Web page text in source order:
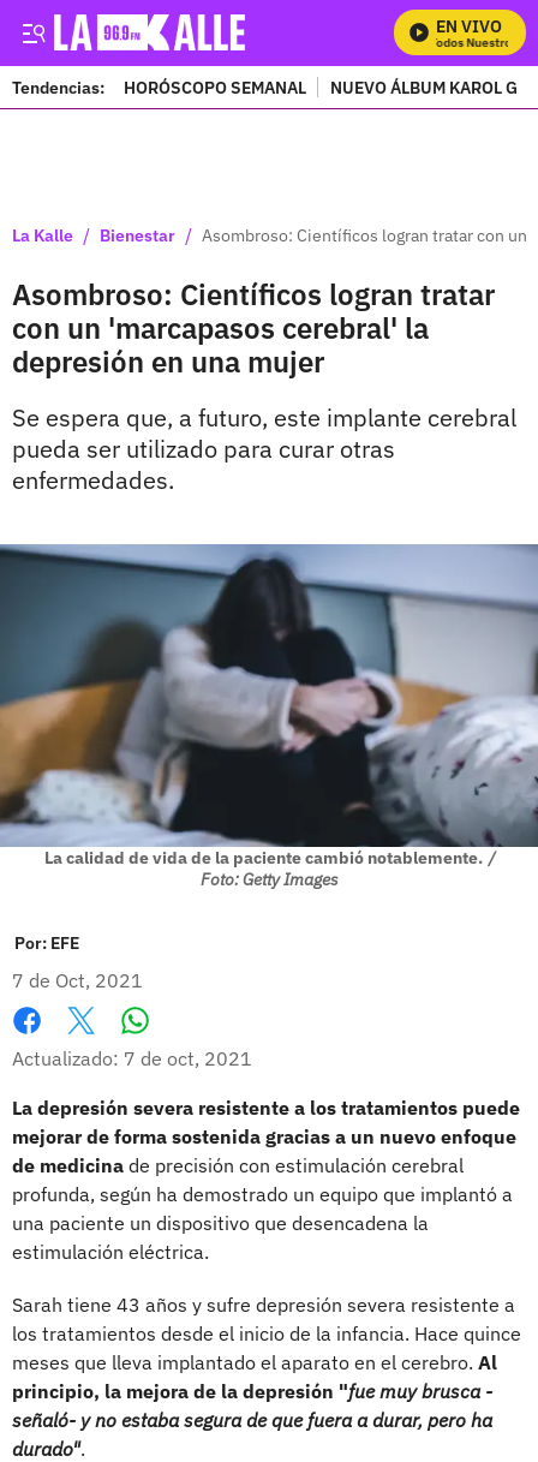
EN VIVO
Mira Todos Nuestros
Tendencias: HORÓSCOPO SEMANAL NUEVO ÁLBUM KAROL G
La Kalle / Bienestar / Asombroso: Científicos logran tratar con un
Asombroso: Científicos logran tratar
con un 'marcapasos cerebral' la
depresión en una mujer
Se espera que, a futuro, este implante cerebral
pueda ser utilizado para curar otras
enfermedades.
La calidad de vida de la paciente cambió notablemente. /
Foto: Getty Images
Por: EFE
7 de Oct, 2021
Facebook
X
Actualizado: 7 de oct, 2021
La depresión severa resistente a los tratamientos puede
mejorar de forma sostenida gracias a un nuevo enfoque
de medicina de precisión con estimulación cerebral
profunda, según ha demostrado un equipo que implantó a
una paciente un dispositivo que desencadena la
estimulación eléctrica.
Sarah tiene 43 años y sufre depresión severa resistente a
los tratamientos desde el inicio de la infancia. Hace quince
meses que lleva implantado el aparato en el cerebro. Al
principio, la mejora de la depresión "fue muy brusca -
señaló- y no estaba segura de que fuera a durar, pero ha
durado".